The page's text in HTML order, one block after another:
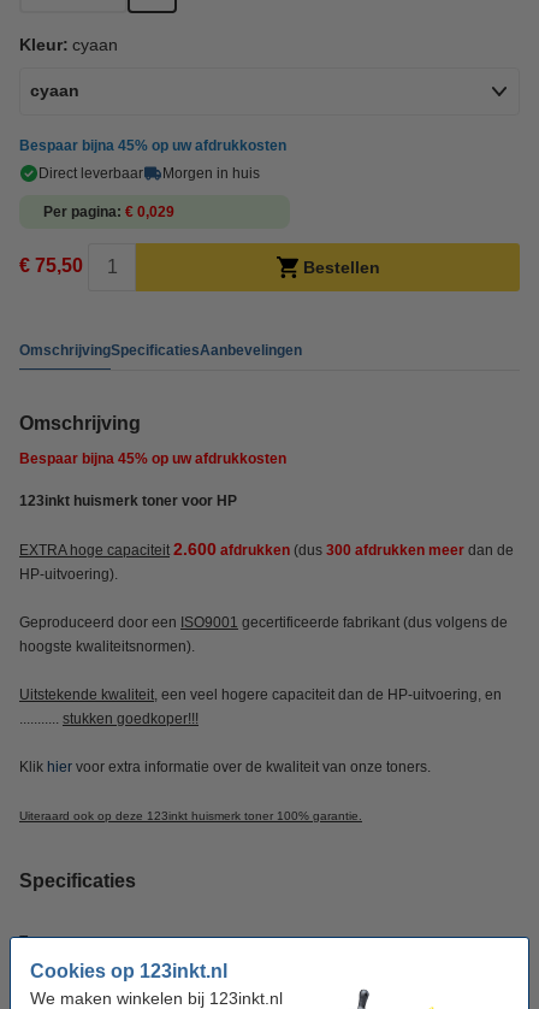
Cookies op 123inkt.nl
We maken winkelen bij 123inkt.nl
Kleur: cyaan
cyaan
Bespaar bijna 45% op uw afdrukkosten
Direct leverbaar
Morgen in huis
Per pagina € 0,029
€ 75,50 Bestellen
OmschrijvingSpecificatiesAanbevelingen
Omschrijving
Bespaar bijna 45% op uw afdrukkosten
123inkt huismerk toner voor HP
EXTRA hoge capaciteit 2.600 afdrukken (dus 300 afdrukken meer dan de
HP-uitvoering).
Geproduceerd door een ISO9001 gecertificeerde fabrikant (dus volgens de
hoogste kwaliteitsnormen).
Uitstekende kwaliteit, een veel hogere capaciteit dan de HP-uitvoering, en
........... stukken goedkoper!!!
Klik hier voor extra informatie over de kwaliteit van onze toners.
Uiteraard ook op deze 123inkt huismerk toner 100% garantie.
Specificaties
Type: toner
Kleur: cyaan